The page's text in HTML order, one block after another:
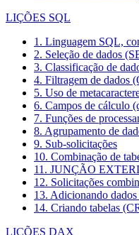
LIÇÕES SQL
1. Linguagem SQL,
2. Seleção de dados
3. Classificação de
4. Filtragem de dados
5. Uso de
6. Campos de cálculo
7. Funções de
8. Agrupamento de
9. Sub-solicitações
10. Combinação de
11. JUNÇÃO
12. Solicitações
13. Adicionando
14. Criando tabelas
LIÇÕES DAX